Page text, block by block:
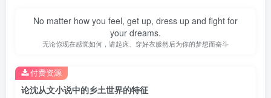
No matter how you feel, get up, dress up and fight for
your dreams.
无论你现在感觉如何，请起床、穿好衣服然后为你的梦想而奋斗
论沈从文小说中的乡土世界的特征
付费资源